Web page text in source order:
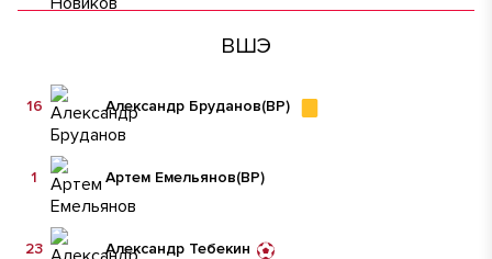
ВШЭ
Александр Бруданов(ВР)
16
Артем Емельянов(ВР)
1
Александр Тебекин
23